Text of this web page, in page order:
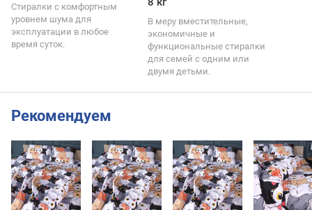
Стиралки с комфортным
уровнем шума для
эксплуатации в любое
время суток.
В меру вместительные,
экономичные и
функциональные стиралки
для семей с одним или
двумя детьми.
Рекомендуем